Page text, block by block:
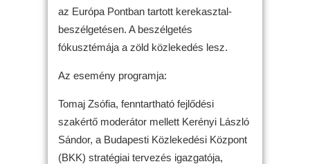
az Európa Pontban tartott kerekasztal-
beszélgetésen. A beszélgetés
fókusztémája a zöld közlekedés lesz.
Az esemény programja:
Tomaj Zsófia, fenntartható fejlődési
szakértő moderátor mellett Kerényi László
Sándor, a Budapesti Közlekedési Központ
(BKK) stratégiai tervezés igazgatója,